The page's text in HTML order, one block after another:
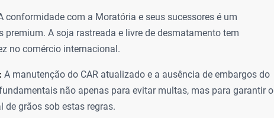
conformidade com a Moratória e seus sucessores é um
premium. A soja rastreada e livre de desmatamento tem
no comércio internacional.
A manutenção do CAR atualizado e a ausência de embargos do
não apenas para evitar multas, mas para garantir o
de grãos sob estas regras.